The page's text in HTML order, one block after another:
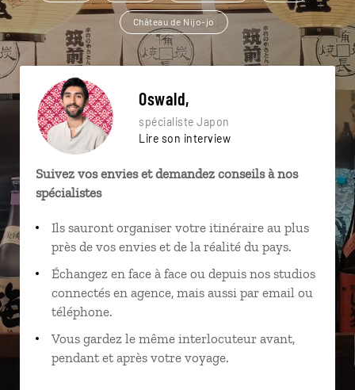
Château de Nijo-jo
Oswald,
spécialiste Japon
Lire son interview
Suivez vos envies et demandez conseils à nos
spécialistes
Ils sauront organiser votre itinéraire au plus
près de vos envies et de la réalité du pays.
Échangez en face à face ou depuis nos studios
connectés en agence, mais aussi par email ou
téléphone.
Vous gardez le même interlocuteur avant,
pendant et après votre voyage.